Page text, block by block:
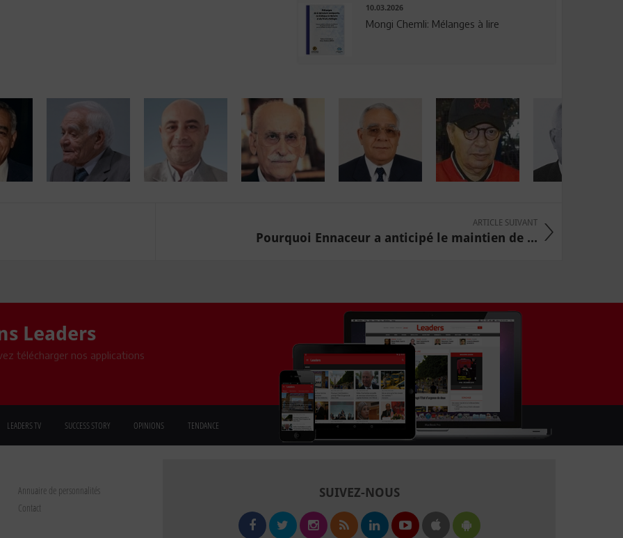
10.03.2026
Mongi Chemli: Mélanges à lire
ARTICLE SUIVANT
Pourquoi Ennaceur a anticipé le maintien de ...
Leaders
télécharger nos applications
LEADERS TV SUCCESS STORY OPINIONS TENDANCE
Annuaire de personnalités
Contact
SUIVEZ-NOUS